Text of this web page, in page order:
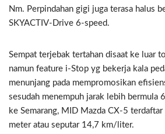
Nm. Perpindahan gigi juga terasa halus
SKYACTIV-Drive 6-speed.
Sempat terjebak tertahan disaat ke luar
namun feature i-Stop yg bekerja kala
menunjang pada mempromosikan
sesudah menempuh jarak lebih bermula
ke Semarang, MID Mazda CX-5
meter atau seputar 14,7 km/liter.